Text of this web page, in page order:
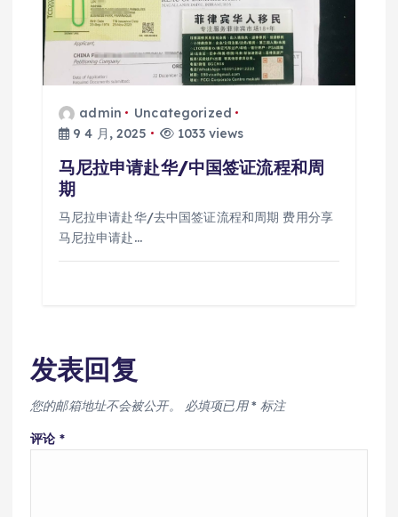
admin
Uncategorized
9 4 月, 2025
1033 views
马尼拉申请赴华/中国签证流程和周
期
马尼拉申请赴华/去中国签证流程和周期 费用分享
马尼拉申请赴…
发表回复
您的邮箱地址不会被公开。 必填项已用* 标注
评论 *